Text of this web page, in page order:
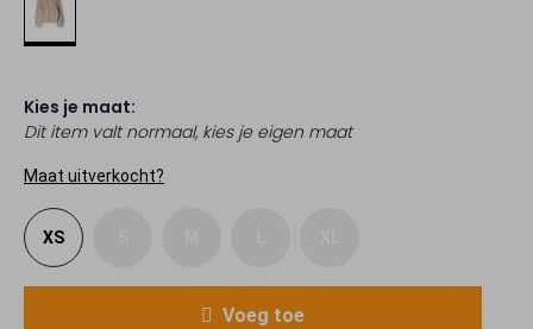
Kies je maat:
Dit item valt normaal, kies je eigen maat
Maat uitverkocht?
XS
Voeg toe